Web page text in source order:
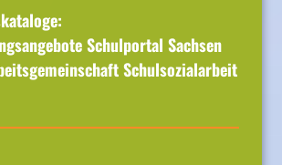
Schulportal Sachsen
Schulsozialarbeit